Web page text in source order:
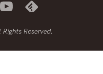
Reserved.